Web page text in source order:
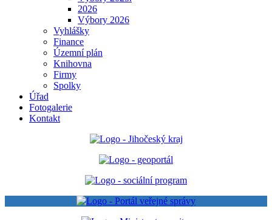
2026
Výbory 2026
Vyhlášky
Finance
Územní plán
Knihovna
Firmy
Spolky
Úřad
Fotogalerie
Kontakt